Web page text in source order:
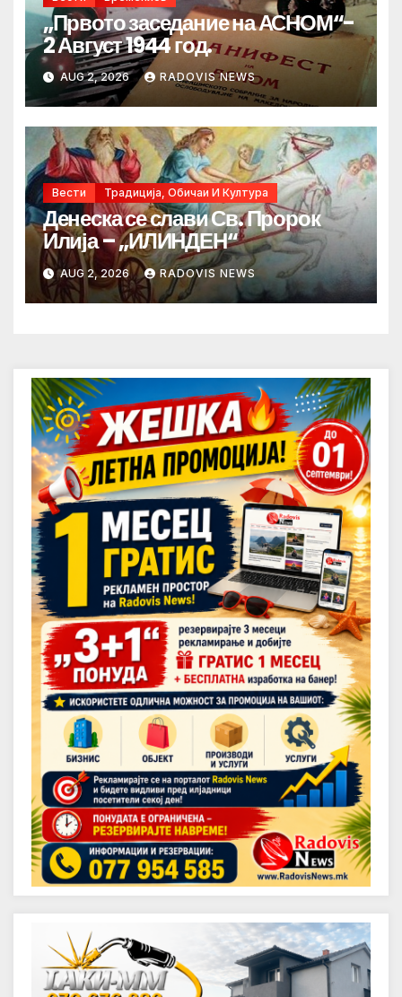
„Првото заседание на АСНОМ“-
2 Август 1944 год.
AUG 2, 2026 RADOVIS NEWS
Вести Традиција, Обичаи И Култура
Денеска се слави Св. Пророк
Илија – „ИЛИНДЕН“
AUG 2, 2026 RADOVIS NEWS